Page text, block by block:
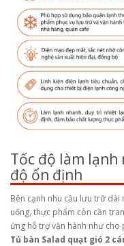
Tốc độ làm
độ ổn định
Bên cạnh nhu cầu lưu trữ dài
uống, thực phẩm còn cần
ứng hỗ trợ vận hành như
Tủ bàn Salad quạt gió 2